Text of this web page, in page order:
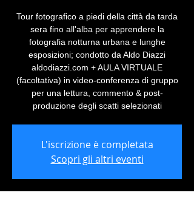
Tour fotografico a piedi della città da tarda
sera fino all'alba per apprendere la
fotografia notturna urbana e lunghe
esposizioni; condotto da Aldo Diazzi
aldodiazzi.com + AULA VIRTUALE
(facoltativa) in video-conferenza di gruppo
per una lettura, commento & post-
produzione degli scatti selezionati
L'iscrizione è completata
Scopri gli altri eventi